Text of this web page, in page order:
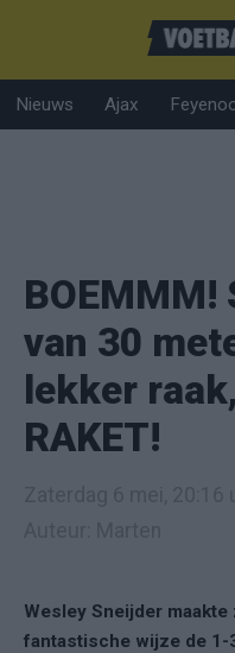
Nieuws Ajax
van 30
lekker
RAKET!
Wesley Sneijder
fantastische wijze de 1-